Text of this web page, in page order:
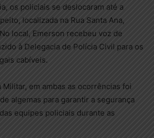
os policiais se deslocaram até a
localizada na Rua Santa Ana,
local, Emerson recebeu voz de
à Delegacia de Polícia Civil para os
cabíveis.
Militar, em ambas as ocorrências foi
algemas para garantir a segurança
equipes policiais durante as